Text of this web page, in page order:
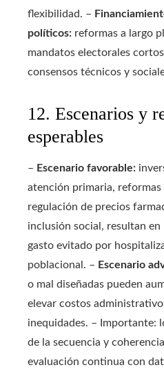
flexibilidad. –
políticos: reformas a largo
mandatos electorales
consensos técnicos y
12. Escenarios y
esperables
– Escenario favorable:
atención primaria, reformas
regulación de precios
inclusión social, resultan
gasto evitado por
poblacional. – Escenario
o mal diseñadas pueden
elevar costos
inequidades. – Importante:
de la secuencia y
evaluación continua con